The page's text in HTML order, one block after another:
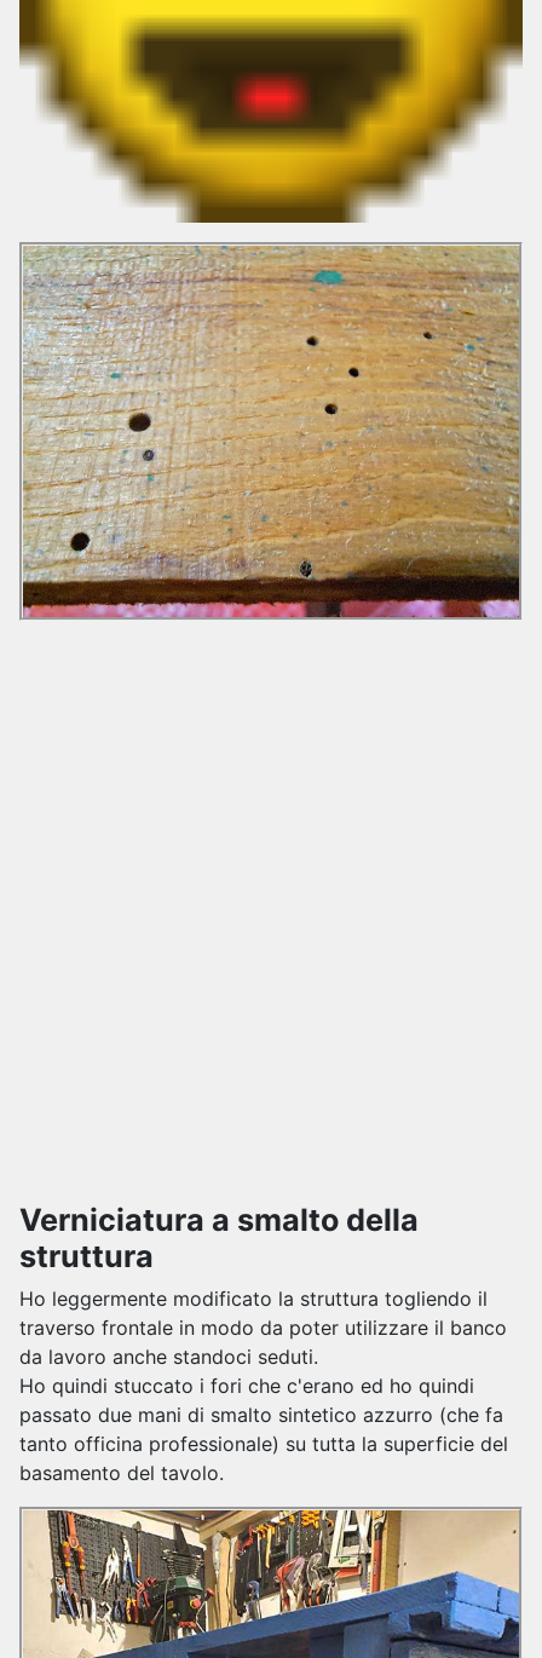
Verniciatura a smalto della
struttura
Ho leggermente modificato la struttura togliendo il
traverso frontale in modo da poter utilizzare il banco
da lavoro anche standoci seduti.
Ho quindi stuccato i fori che c'erano ed ho quindi
passato due mani di smalto sintetico azzurro (che fa
tanto officina professionale) su tutta la superficie del
basamento del tavolo.